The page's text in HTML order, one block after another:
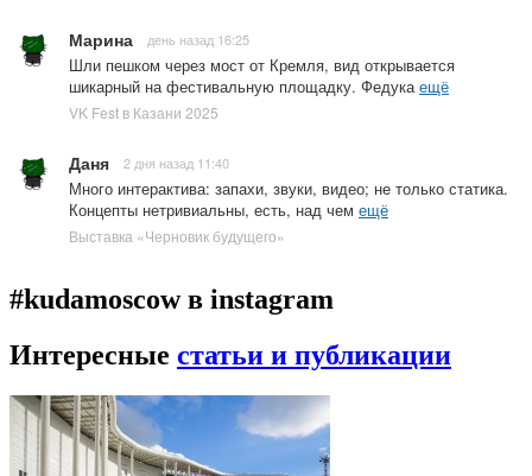
Марина день назад 16:25
Шли пешком через мост от Кремля, вид открывается
шикарный на фестивальную площадку. Федука ещё
VK Fest в Казани 2025
Даня 2 дня назад 11:40
Много интерактива: запахи, звуки, видео; не только статика.
Концепты нетривиальны, есть, над чем ещё
Выставка «Черновик будущего»
#kudamoscow в instagram
Интересные статьи и публикации